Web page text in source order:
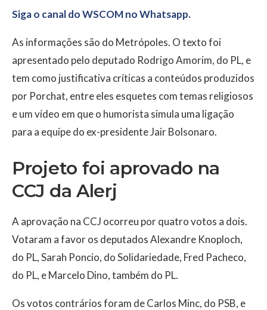
Siga o canal do WSCOM no Whatsapp.
As informações são do Metrópoles. O texto foi
apresentado pelo deputado Rodrigo Amorim, do PL, e
tem como justificativa críticas a conteúdos produzidos
por Porchat, entre eles esquetes com temas religiosos
e um vídeo em que o humorista simula uma ligação
para a equipe do ex-presidente Jair Bolsonaro.
Projeto foi aprovado na
CCJ da Alerj
A aprovação na CCJ ocorreu por quatro votos a dois.
Votaram a favor os deputados Alexandre Knoploch,
do PL, Sarah Poncio, do Solidariedade, Fred Pacheco,
do PL, e Marcelo Dino, também do PL.
Os votos contrários foram de Carlos Minc, do PSB, e